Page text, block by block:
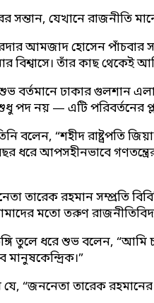
যেখানে রাজনীতি
আমজাদ হোসেন পাঁচবার
বিশ্বাসে। তাঁর কাছ থেকেই
বর্তমানে ঢাকার গুলশান
পদ নয় — এটি পরিবর্তনের
বলেন, “শহীদ রাষ্ট্রপতি
ধরে আপসহীনভাবে
তারেক রহমান সম্প্রতি
মতো তরুণ
তুলে ধরে শুভ বলেন, “আমি
যে, “জননেতা তারেক